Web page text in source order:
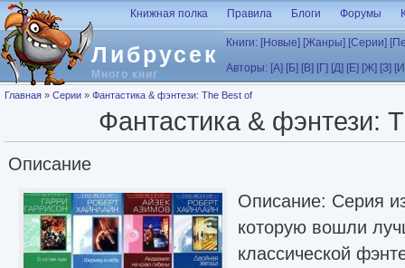
Перейти к основному содержанию
Либрусек
Много книг
Книжная полка Правила Блоги Форумы
Книги: [Новые] [Жанры] [Серии]
Авторы: [А] [Б] [В] [Г] [Д] [Е] [Ж] [З]
Вы здесь
Главная » Серии » Фантастика & фэнтези: The Best of
Фантастика & фэнтези:
Описание
Описание: Серия
которую вошли
классической